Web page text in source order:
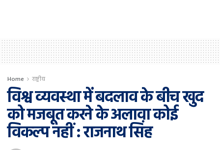
Home राष्ट्रीय
विश्व व्यवस्था में बदलाव के बीच खुद
को मजबूत करने के अलावा कोई
विकल्प नहीं : राजनाथ सिंह